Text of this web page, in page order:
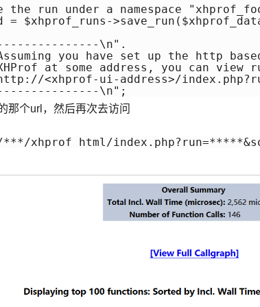
the run under a namespace
= $xhprof_runs-
\n".
you have set up the http
at some address, you can view
<xhprof-ui-address>/
\n";
那个url，然后再次去访问
xhprof_html/